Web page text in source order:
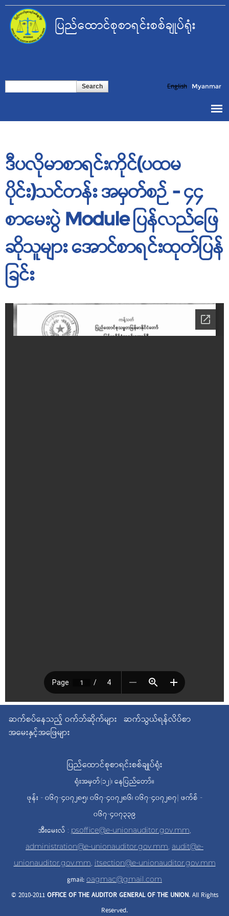
Skip to
content
ပြည်ထောင်စုစာရင်းစစ်ချုပ်ရုံး
Search form English Myanmar
ဒီပလိုမာစာရင်းကိုင်(ပထမ
ပိုင်း)သင်တန်း အမှတ်စဉ် - ၄၄
စာမေးပွဲ Module ပြန်လည်ဖြေ
ဆိုသူများ အောင်စာရင်းထုတ်ပြန်
ခြင်း
ဆက်စပ်နေသည့် ဝက်ဘ်ဆိုက်များ ဆက်သွယ်ရန်လိပ်စာ
အမေးနှင့်အဖြေများ
ပြည်ထောင်စုစာရင်းစစ်ချုပ်ရုံး
ရုံးအမှတ်(၁၂)၊ နေပြည်တော်။
ဖုန်း - ၀၆၇-၄၀၇၂၈၅၊ ၀၆၇-၄၀၇၂၈၆၊ ၀၆၇-၄၀၇၂၈၇| ဖက်စ် -
၀၆၇-၄၀၇၃၃၉
အီးမေးလ် : psoffice@e-unionauditor.gov.mm,
administration@e-unionauditor.gov.mm, audit@e-
unionauditor.gov.mm, itsection@e-unionauditor.gov.mm
gmail: oagmac@gmail.com
© 2010-2011OFFICE OF THE AUDITOR GENERAL OF THE UNION. All Rights
Reserved.